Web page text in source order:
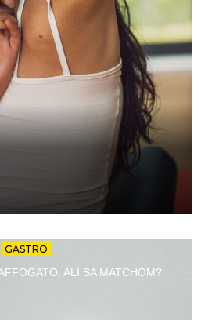
GASTRO
ALI SA MATCHOM?